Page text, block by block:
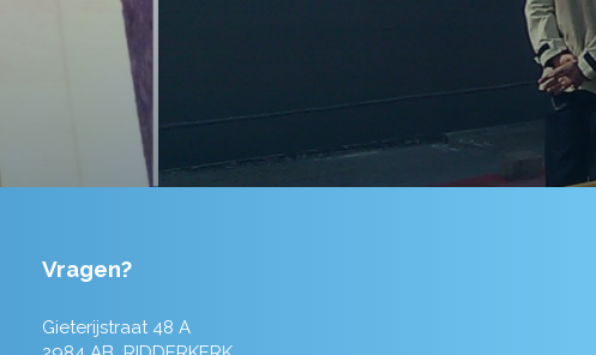
Vragen?
Gieterijstraat 48 A